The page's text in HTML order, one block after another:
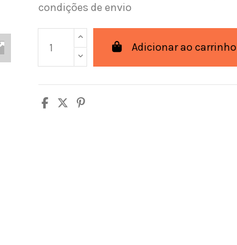
condições de envio
Adicionar ao carrinho